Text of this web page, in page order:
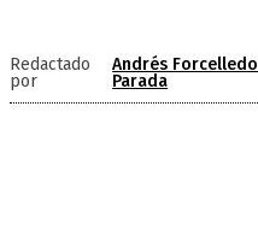
Redactado
por
Andrés Forcelledo
Parada